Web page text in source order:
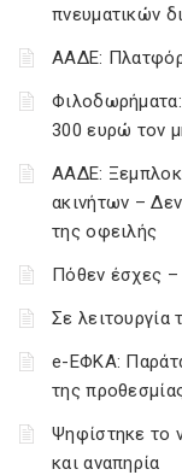
πνευματικών
ΑΑΔΕ:
300 ευρώ τον
ΑΑΔΕ:
ακινήτων –
της οφειλής
Πόθεν έσχες –
Σε λειτουργία
e-ΕΦΚΑ:
της
Ψηφίστηκε το
και αναπηρία